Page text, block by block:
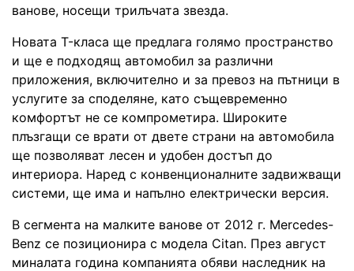
ванове, носещи трилъчата звезда.
Новата T-класа ще предлага голямо пространство
и ще е подходящ автомобил за различни
приложения, включително и за превоз на пътници в
услугите за споделяне, като същевременно
комфортът не се компрометира. Широките
плъзгащи се врати от двете страни на автомобила
ще позволяват лесен и удобен достъп до
интериора. Наред с конвенционалните задвижващи
системи, ще има и напълно електрически версия.
В сегмента на малките ванове от 2012 г. Mercedes-
Benz се позиционира с модела Citan. През август
миналата година компанията обяви наследник на